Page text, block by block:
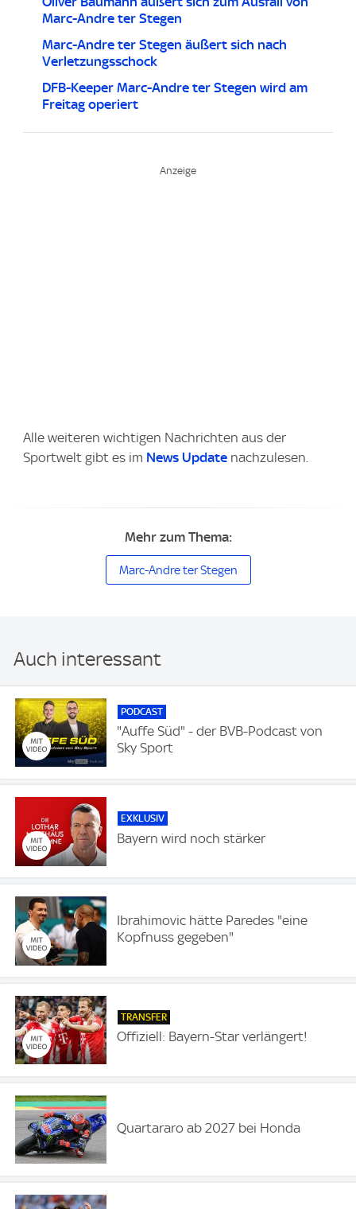
Marc-Andre ter Stegen
Marc-Andre ter Stegen äußert sich nach
Verletzungsschock
DFB-Keeper Marc-Andre ter Stegen wird am
Freitag operiert
Alle weiteren wichtigen Nachrichten aus der
Sportwelt gibt es im News Update nachzulesen.
Mehr zum Thema:
Marc-Andre ter Stegen
Auch interessant
PODCAST
"Auffe Süd" - der BVB-Podcast von
Sky Sport
EXKLUSIV
Bayern wird noch stärker
Ibrahimovic hätte Paredes "eine
Kopfnuss gegeben"
TRANSFER
Offiziell: Bayern-Star verlängert!
Quartararo ab 2027 bei Honda